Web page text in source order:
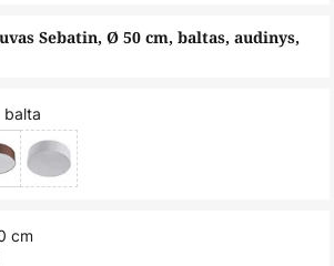
Sebatin, Ø 50 cm, baltas, audinys,
balta
cm